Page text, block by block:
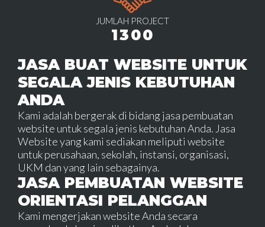
JUMLAH PROJECT
1300
JASA BUAT WEBSITE UNTUK
SEGALA JENIS KEBUTUHAN
ANDA
Kami adalah bergerak di bidang jasa pembuatan
website untuk segala jenis kebutuhan Anda. Jasa
Website yang kami sediakan meliputi website
untuk perusahaan, sekolah, instansi, organisasi,
UKM dan yang lain sebagainya.
JASA PEMBUATAN WEBSITE
ORIENTASI PELANGGAN
Kami mengerjakan website Anda secara